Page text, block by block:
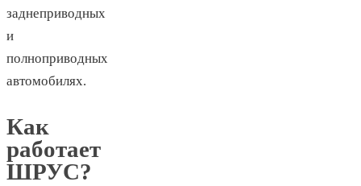
заднеприводных
и
полноприводных
автомобилях.
Как
работает
ШРУС?